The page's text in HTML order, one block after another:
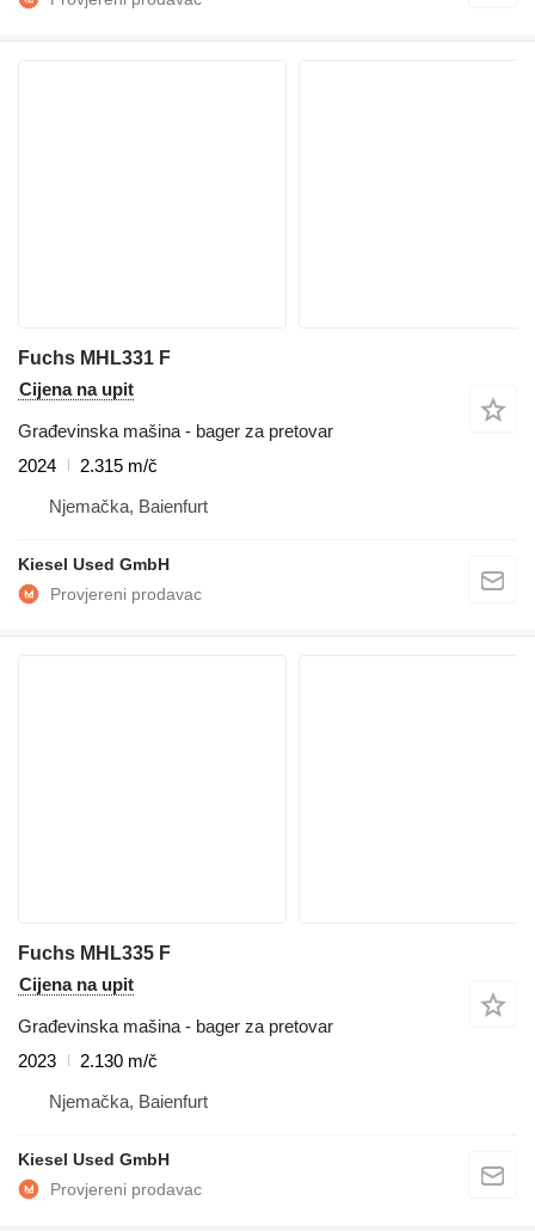
Fuchs MHL331 F
Cijena na upit
Građevinska mašina - bager za pretovar
2024
2.315 m/č
Njemačka, Baienfurt
Kiesel Used GmbH
Fuchs MHL335 F
Cijena na upit
Građevinska mašina - bager za pretovar
2023
2.130 m/č
Njemačka, Baienfurt
Kiesel Used GmbH